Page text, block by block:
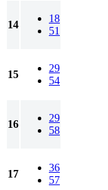
14
18
51
15
29
54
16
29
58
17
36
57